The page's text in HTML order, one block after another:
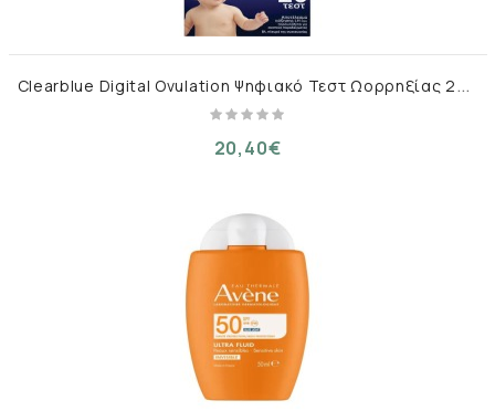
C
learblue Digital Ovulation Ψηφιακό Τεστ Ωορρηξίας 20τεστ
20,40€